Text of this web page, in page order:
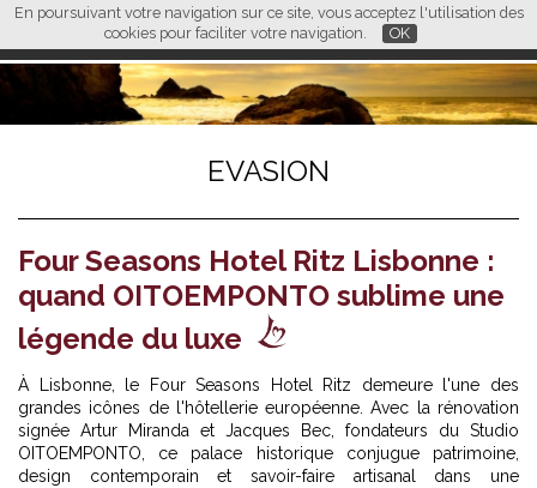
En poursuivant votre navigation sur ce site, vous acceptez l'utilisation des
cookies pour faciliter votre navigation.
OK
FR EN CN
L M
EVASION
Four Seasons Hotel Ritz Lisbonne :
quand OITOEMPONTO sublime une
légende du luxe
À Lisbonne, le Four Seasons Hotel Ritz demeure l'une des
grandes icônes de l'hôtellerie européenne. Avec la rénovation
signée Artur Miranda et Jacques Bec, fondateurs du Studio
OITOEMPONTO, ce palace historique conjugue patrimoine,
design contemporain et savoir-faire artisanal dans une